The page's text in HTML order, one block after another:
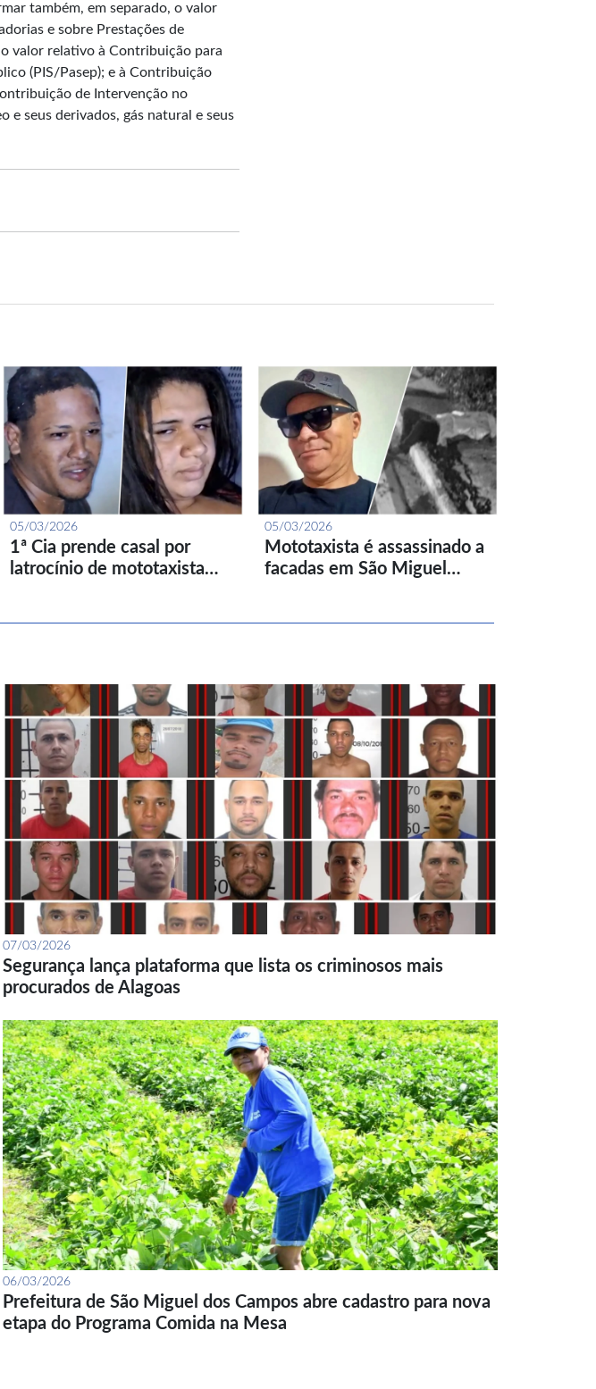
também, em separado, o valor
e sobre Prestações de
valor relativo à Contribuição para
(PIS/Pasep); e à Contribuição
de Intervenção no
e seus derivados, gás natural e seus
05/03/2026
1ª Cia prende casal por
latrocínio de mototaxista…
05/03/2026
Mototaxista é assassinado a
facadas em São Miguel…
07/03/2026
Segurança lança plataforma que lista os criminosos mais
procurados de Alagoas
06/03/2026
Prefeitura de São Miguel dos Campos abre cadastro para nova
etapa do Programa Comida na Mesa